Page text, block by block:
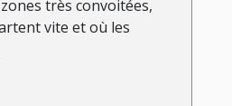
très convoitées,
vite et où les